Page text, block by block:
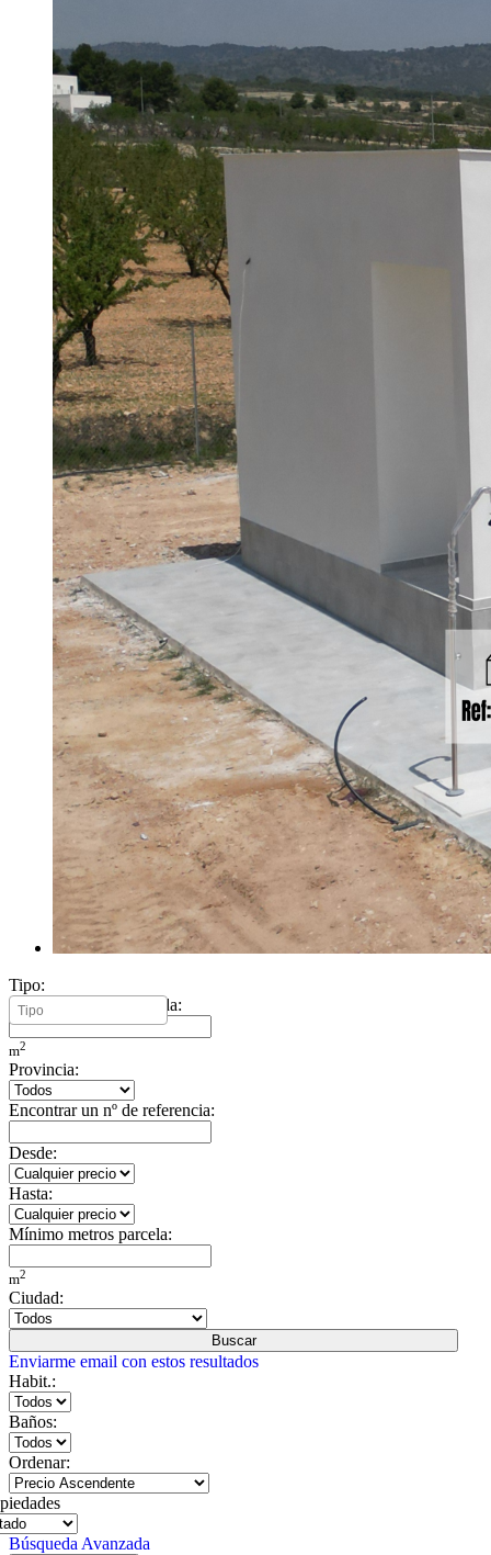
Tipo:
Mínimo metros vivienda:
m2
Provincia:
Encontrar un nº de referencia:
Desde:
Hasta:
Mínimo metros parcela:
m2
Ciudad:
Buscar
Enviarme email con estos resultados
Habit.:
Baños:
Ordenar:
Búsqueda Avanzada